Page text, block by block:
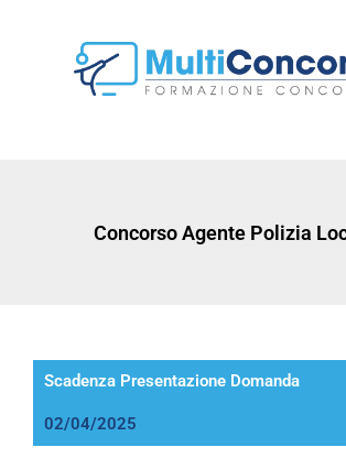
contenuto
Concorso Agente Polizia
Scadenza Presentazione Domanda
02/04/2025